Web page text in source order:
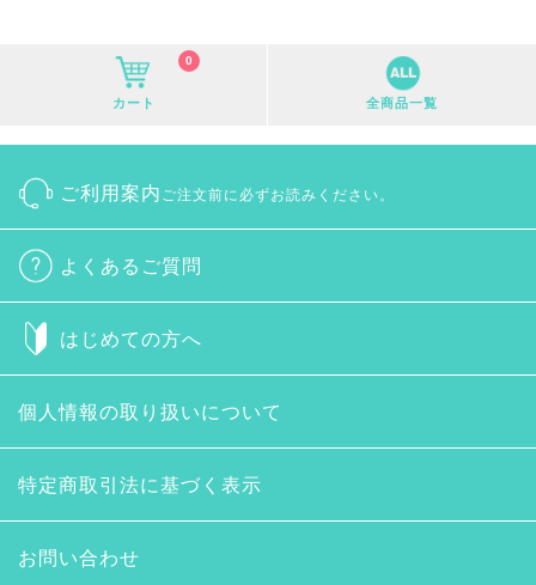
カート
0
全商品一覧
ご利用案内 ご注文前に必ずお読みください。
よくあるご質問
はじめての方へ
個人情報の取り扱いについて
特定商取引法に基づく表示
お問い合わせ